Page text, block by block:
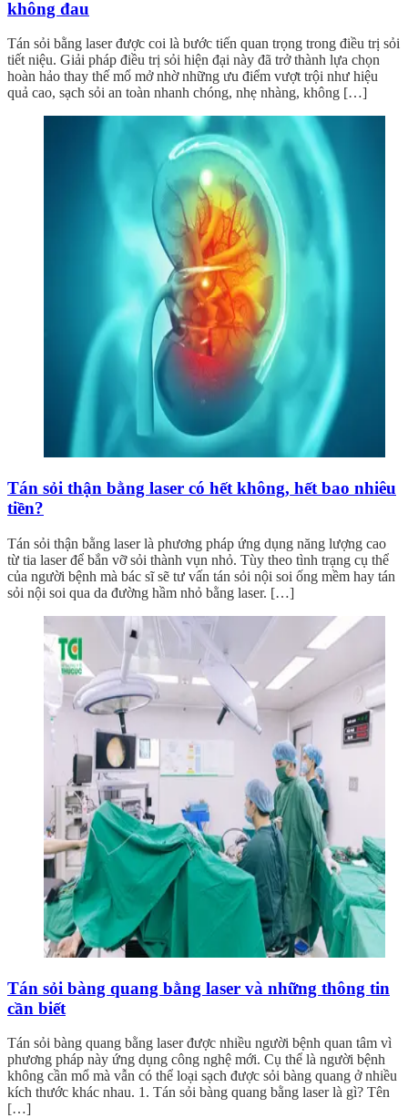
không đau
Tán sỏi bằng laser được coi là bước tiến quan trọng trong điều trị sỏi
tiết niệu. Giải pháp điều trị sỏi hiện đại này đã trở thành lựa chọn
hoàn hảo thay thế mổ mở nhờ những ưu điểm vượt trội như hiệu
quả cao, sạch sỏi an toàn nhanh chóng, nhẹ nhàng, không […]
Tán sỏi thận bằng laser có hết không, hết bao nhiêu
tiền?
Tán sỏi thận bằng laser là phương pháp ứng dụng năng lượng cao
từ tia laser để bắn vỡ sỏi thành vụn nhỏ. Tùy theo tình trạng cụ thể
của người bệnh mà bác sĩ sẽ tư vấn tán sỏi nội soi ống mềm hay tán
sỏi nội soi qua da đường hầm nhỏ bằng laser. […]
Tán sỏi bàng quang bằng laser và những thông tin
cần biết
Tán sỏi bàng quang bằng laser được nhiều người bệnh quan tâm vì
phương pháp này ứng dụng công nghệ mới. Cụ thể là người bệnh
không cần mổ mà vẫn có thể loại sạch được sỏi bàng quang ở nhiều
kích thước khác nhau. 1. Tán sỏi bàng quang bằng laser là gì? Tên
[…]